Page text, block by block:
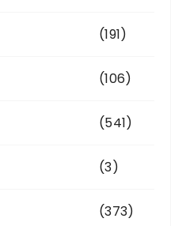
(191)
(106)
(541)
(3)
(373)